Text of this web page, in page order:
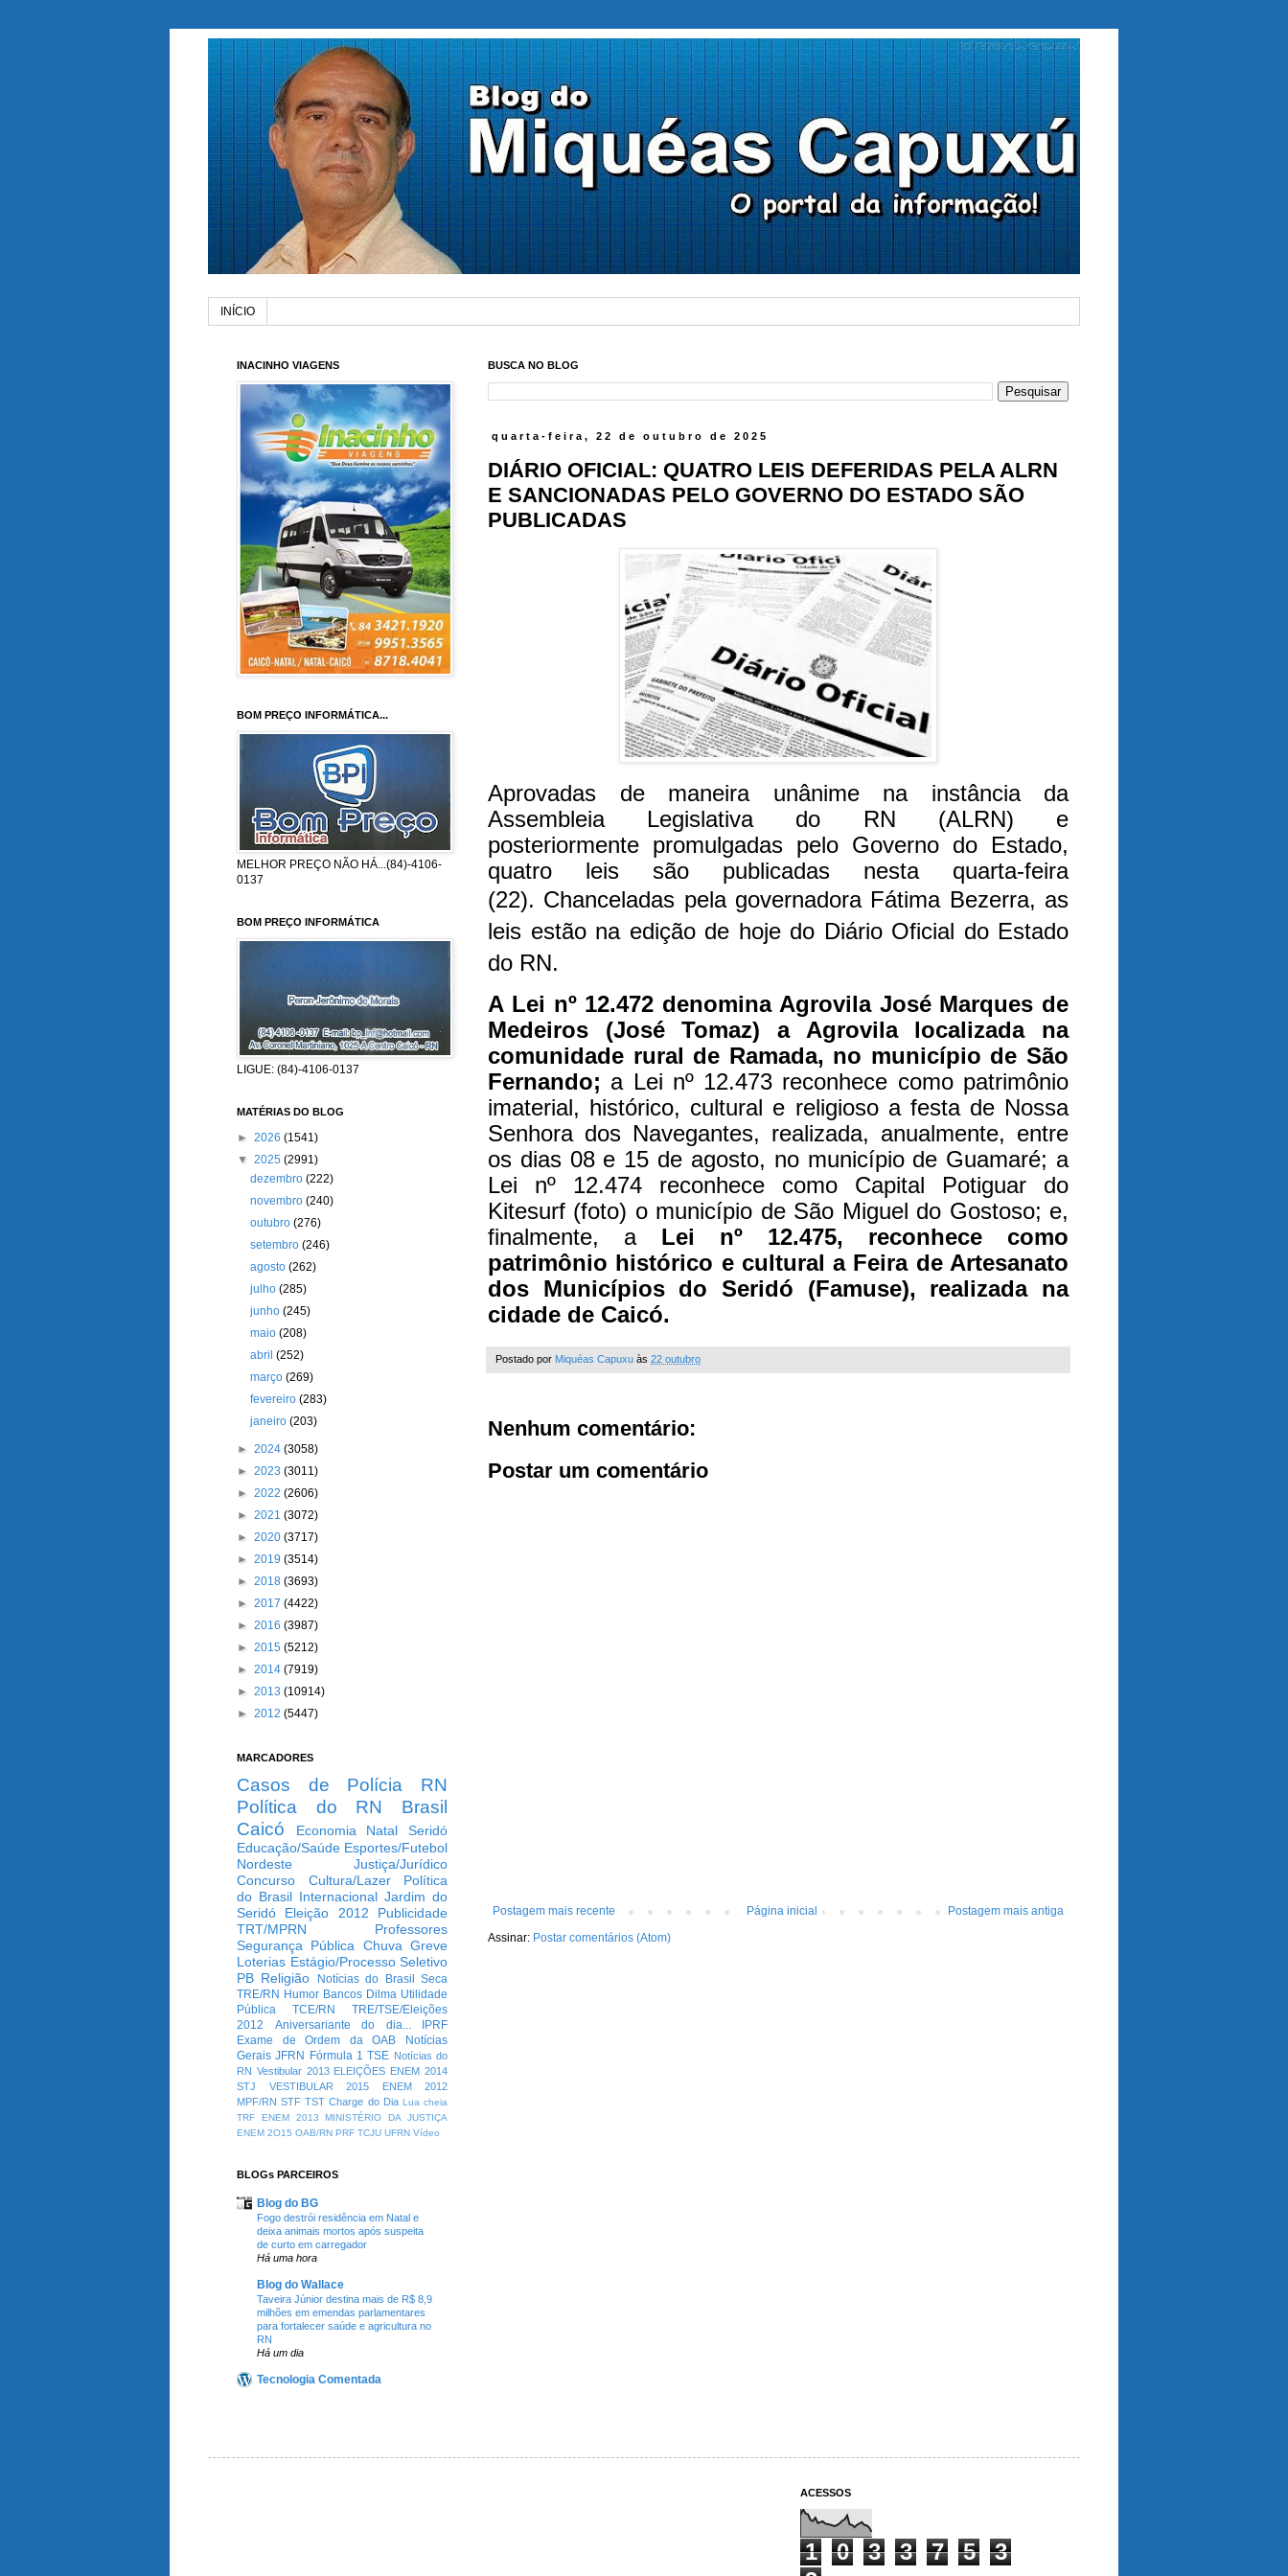
INÍCIO
BUSCA NO BLOG
quarta-feira, 22 de outubro de 2025
DIÁRIO OFICIAL: QUATRO LEIS DEFERIDAS PELA ALRN
E SANCIONADAS PELO GOVERNO DO ESTADO SÃO
PUBLICADAS
Aprovadas de maneira unânime na instância da
Assembleia Legislativa do RN (ALRN) e
posteriormente promulgadas pelo Governo do Estado,
quatro leis são publicadas nesta quarta-feira
(22). Chanceladas pela governadora Fátima Bezerra, as
leis estão na edição de hoje do Diário Oficial do Estado
do RN.
A Lei nº 12.472 denomina Agrovila José Marques de
Medeiros (José Tomaz) a Agrovila localizada na
comunidade rural de Ramada, no município de São
Fernando; a Lei nº 12.473 reconhece como patrimônio
imaterial, histórico, cultural e religioso a festa de Nossa
Senhora dos Navegantes, realizada, anualmente, entre
os dias 08 e 15 de agosto, no município de Guamaré; a
Lei nº 12.474 reconhece como Capital Potiguar do
Kitesurf (foto) o município de São Miguel do Gostoso; e,
finalmente, a Lei nº 12.475, reconhece como
patrimônio histórico e cultural a Feira de Artesanato
dos Municípios do Seridó (Famuse), realizada na
cidade de Caicó.
Postado por Miquéas Capuxu às 22 outubro
Nenhum comentário:
Postar um comentário
Postagem mais recente Postagem mais antiga
Página inicial
Assinar: Postar comentários (Atom)
INACINHO VIAGENS
BOM PREÇO INFORMÁTICA...
MELHOR PREÇO NÃO HÁ...(84)-4106-
0137
BOM PREÇO INFORMÁTICA
LIGUE: (84)-4106-0137
MATÉRIAS DO BLOG
► 2026 (1541)
▼ 2025 (2991)
dezembro(222)
novembro(240)
outubro(276)
setembro(246)
agosto(262)
julho(285)
junho(245)
maio(208)
abril(252)
março(269)
fevereiro(283)
janeiro(203)
► 2024 (3058)
► 2023 (3011)
► 2022 (2606)
► 2021 (3072)
► 2020 (3717)
► 2019 (3514)
► 2018 (3693)
► 2017 (4422)
► 2016 (3987)
► 2015 (5212)
► 2014 (7919)
► 2013 (10914)
► 2012 (5447)
MARCADORES
Casos de Polícia
RN
Política do RN
Brasil
Caicó
Economia Natal
Seridó
Educação/Saúde Esportes/Futebol
Nordeste
Justiça/Jurídico
Concurso
Cultura/Lazer
Política
do Brasil Internacional Jardim do
Seridó
Eleição 2012
Publicidade
TRT/MPRN
Professores
Segurança Pública Chuva Greve
Loterias Estágio/Processo Seletivo
PB Religião Notícias do Brasil
Seca
TRE/RN Humor Bancos Dilma Utilidade
Pública
TCE/RN
TRE/TSE/Eleições
2012
Aniversariante do dia...
IPRF
Exame de Ordem da OAB
Notícias
Gerais JFRN Fórmula 1 TSE Notícias do
RN Vestibular 2013 ELEIÇÕES ENEM 2014
STJ
VESTIBULAR 2015
ENEM 2012
MPF/RN STF TST Charge do Dia Lua cheia
TRF
ENEM 2013
MINISTÉRIO DA JUSTIÇA
ENEM 2O15 OAB/RN PRF TCJU UFRN Vídeo
BLOGs PARCEIROS
Blog do BG
Fogo destrói residência em Natal e
deixa animais mortos após suspeita
de curto em carregador
Há uma hora
Blog do Wallace
Taveira Júnior destina mais de R$ 8,9
milhões em emendas parlamentares
para fortalecer saúde e agricultura no
RN
Há um dia
Tecnologia Comentada
ACESSOS
1 0 3 3 7 5
3